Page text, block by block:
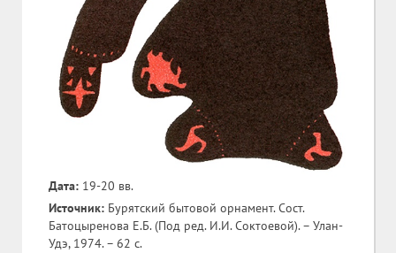
Дата: 19-20 вв.
Источник: Бурятский бытовой орнамент. Сост.
Батоцыренова Е.Б. (Под ред. И.И. Соктоевой). – Улан-
Удэ, 1974. – 62 с.